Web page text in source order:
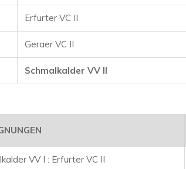
Erfurter VC II
Geraer VC II
Schmalkalder VV II
VV I : Erfurter VC II